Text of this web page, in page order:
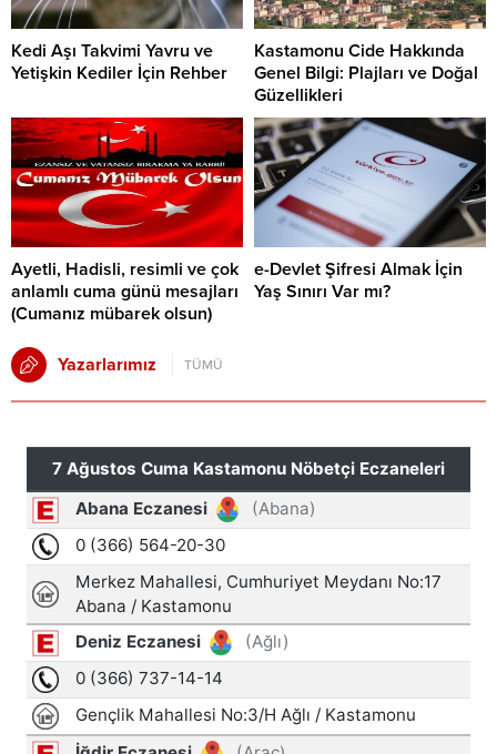
Kedi Aşı Takvimi Yavru ve
Yetişkin Kediler İçin Rehber
Kastamonu Cide Hakkında
Genel Bilgi: Plajları ve Doğal
Güzellikleri
Ayetli, Hadisli, resimli ve çok
anlamlı cuma günü mesajları
(Cumanız mübarek olsun)
e-Devlet Şifresi Almak İçin
Yaş Sınırı Var mı?
Yazarlarımız TÜMÜ